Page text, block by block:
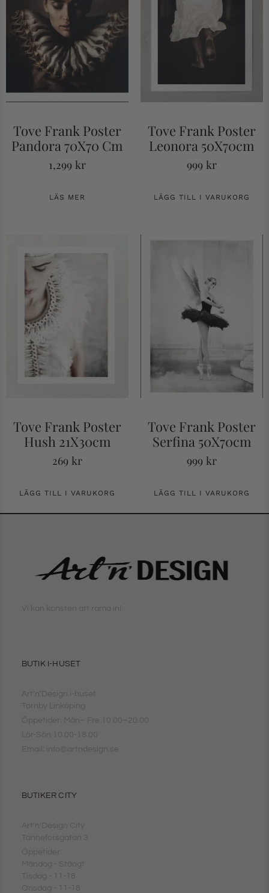
Tove Frank Poster
Pandora 70X70 Cm
1,299 kr
LÄS MER
Tove Frank Poster
Leonora 50X70cm
999 kr
LÄGG TILL I VARUKORG
Tove Frank Poster
Hush 21X30cm
269 kr
LÄGG TILL I VARUKORG
Tove Frank Poster
Serfina 50X70cm
999 kr
LÄGG TILL I VARUKORG
Vi kan konsten att rama in!
BUTIK I-HUSET
Art'n'Design i-huset
Tornby Linköping
Öppetider: Mån– Fre 10.00–20.00
Lör-Sön 10.00-18.00
Email: info@artndesign.se
BUTIKER CITY
Art'n'Design City
Tanneforsgatan 3
Öppetider:
Måndag - Stängt
Tisdag - 11-18
Onsdag - 11-18